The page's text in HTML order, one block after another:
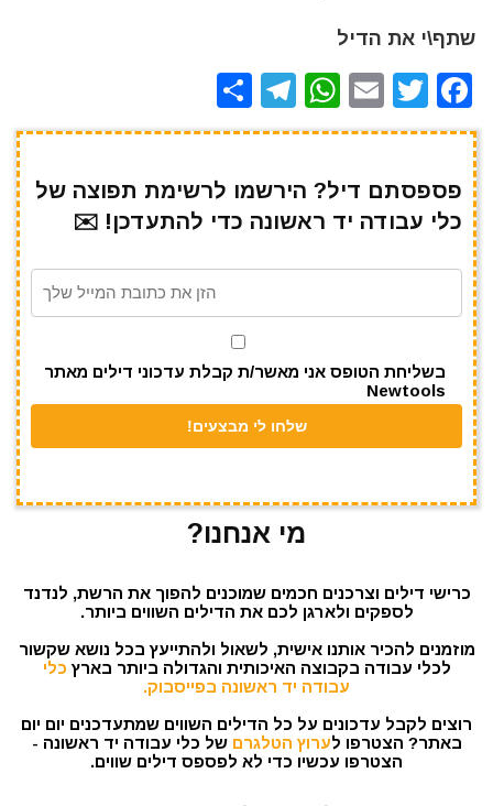
שתף\י את הדיל
F
a
e
b
o
T
w
te
r
E
m
l
W
h
s
A
p
T
el
gr
a
m
h
e
פספסתם דיל? הירשמו לרשימת תפוצה של
כלי עבודה יד ראשונה כדי להתעדכן! ✉️
בשליחת הטופס אני מאשר/ת קבלת עדכוני דילים מאתר
Newtools
מי אנחנו?
כרישי דילים וצרכנים חכמים שמוכנים להפוך את הרשת, לנדנד
לספקים ולארגן לכם את הדילים השווים ביותר.
מוזמנים להכיר אותנו אישית, לשאול ולהתייעץ בכל נושא שקשור
לכלי עבודה בקבוצה האיכותית והגדולה ביותר בארץ כלי
עבודה יד ראשונה בפייסבוק.
רוצים לקבל עדכונים על כל הדילים השווים שמתעדכנים יום יום
באתר? הצטרפו לערוץ הטלגרם של כלי עבודה יד ראשונה -
הצטרפו עכשיו כדי לא לפספס דילים שווים.